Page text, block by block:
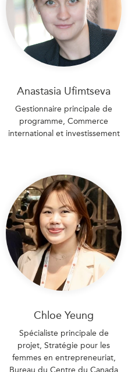
Anastasia Ufimtseva
Gestionnaire principale de
programme, Commerce
international et investissement
Chloe Yeung
Spécialiste principale de
projet, Stratégie pour les
femmes en entrepreneuriat,
Bureau du Centre du Canada